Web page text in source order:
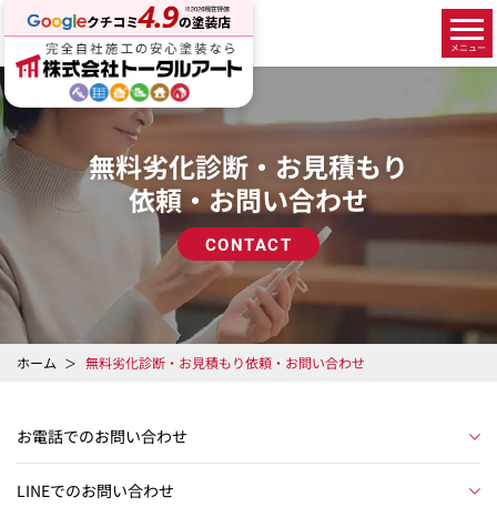
無料劣化診断・お見積もり
依頼・お問い合わせ
CONTACT
ホーム 無料劣化診断・お見積もり依頼・お問い合わせ
お電話でのお問い合わせ
LINEでのお問い合わせ